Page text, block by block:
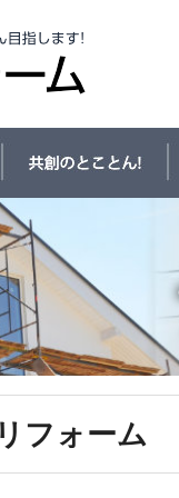
フォーム